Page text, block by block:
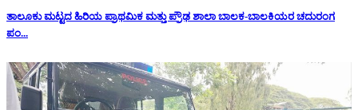
ತಾಲೂಕು ಮಟ್ಟದ ಹಿರಿಯ ಪ್ರಾಥಮಿಕ ಮತ್ತು ಪ್ರೌಢ ಶಾಲಾ ಬಾಲಕ-ಬಾಲಕಿಯರ ಚದುರಂಗ
ಪಂ...